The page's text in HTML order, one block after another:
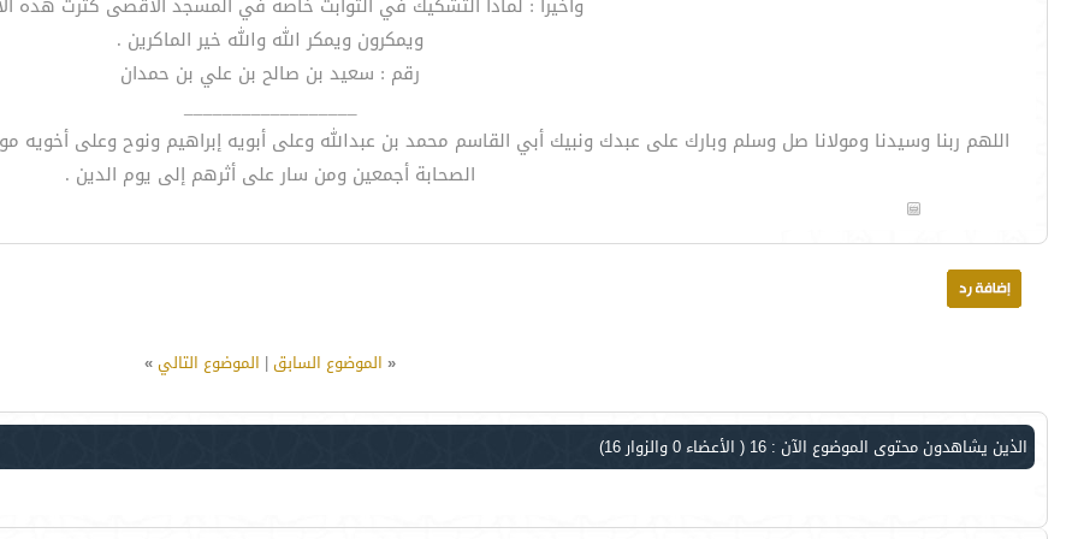
ويمكرون ويمكر الله والله خير الماكرين .
رقم : سعيد بن صالح بن علي بن حمدان
__________________
اللهم ربنا وسيدنا ومولانا صل وسلم وبارك على عبدك ونبيك أبي القاسم محمد بن عبدالله وعلى أبويه إبراهيم ونوح وعلى
الصحابة أجمعين ومن سار على أثرهم إلى يوم الدين .
« الموضوع السابق| الموضوع التالي»
الذين يشاهدون محتوى الموضوع الآن : 16 ( الأعضاء 0 والزوار 16)